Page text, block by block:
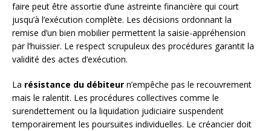
faire peut être assortie d’une astreinte financière qui court
jusqu’à l’exécution complète. Les décisions ordonnant la
remise d’un bien mobilier permettent la saisie-appréhension
par l’huissier. Le respect scrupuleux des procédures garantit la
validité des actes d’exécution.
La résistance du débiteur n’empêche pas le recouvrement
mais le ralentit. Les procédures collectives comme le
surendettement ou la liquidation judiciaire suspendent
temporairement les poursuites individuelles. Le créancier doit